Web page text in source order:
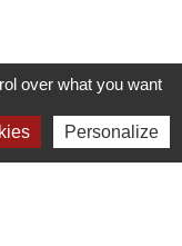
over what you want
Personalize